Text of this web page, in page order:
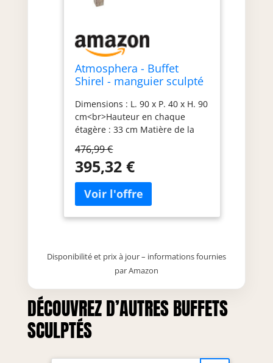
Atmosphera - Buffet
Shirel - manguier sculpté
Dimensions : L. 90 x P. 40 x H. 90
cm<br>Hauteur en chaque
étagère : 33 cm Matière de la
fibres de bois, Manguier
Hauteur entre chaque étagère :
33 cm Designer : Le conseil de
Pauline, notre chef de produits
Texte designer : Le buffet bas
accentue le sentiment de grand
476,99 €
395,32 €
Disponibilité et prix à jour – informations fournies
par Amazon
DÉCOUVREZ D’AUTRES BUFFETS
SCULPTÉS